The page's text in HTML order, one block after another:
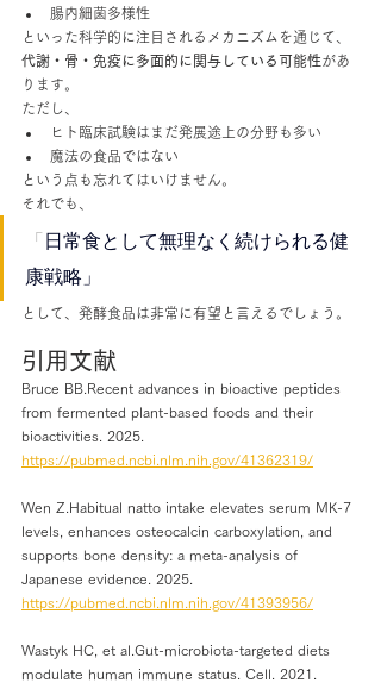
腸内細菌多様性
といった科学的に注目されるメカニズムを通じて、
代謝・骨・免疫に多面的に関与している可能性があ
ります。
ただし、
ヒト臨床試験はまだ発展途上の分野も多い
魔法の食品ではない
という点も忘れてはいけません。
それでも、
「日常食として無理なく続けられる健
康戦略」
として、発酵食品は非常に有望と言えるでしょう。
引用文献
Bruce BB.Recent advances in bioactive peptides
from fermented plant-based foods and their
bioactivities. 2025.
https://pubmed.ncbi.nlm.nih.gov/41362319/
Wen Z.Habitual natto intake elevates serum MK-7
levels, enhances osteocalcin carboxylation, and
supports bone density: a meta-analysis of
Japanese evidence. 2025.
https://pubmed.ncbi.nlm.nih.gov/41393956/
Wastyk HC, et al.Gut-microbiota-targeted diets
modulate human immune status. Cell. 2021.